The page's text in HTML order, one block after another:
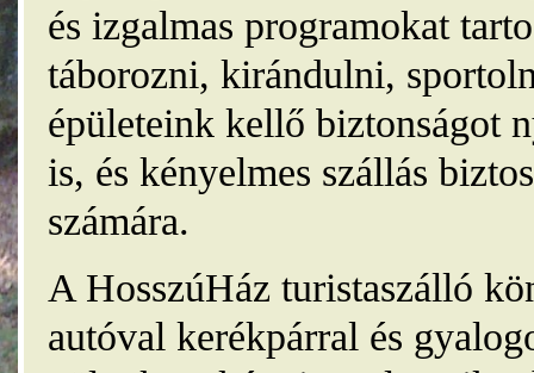
és izgalmas programokat
táborozni, kirándulni,
épületeink kellő biztonságot
is, és kényelmes szállás
számára.
A HosszúHáz turistaszálló
autóval kerékpárral és